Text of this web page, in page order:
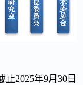
止2025年9月30日